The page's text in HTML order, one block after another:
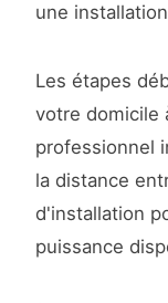
une
Les étapes
votre domicile
professionnel
la distance
d'installation
puissance